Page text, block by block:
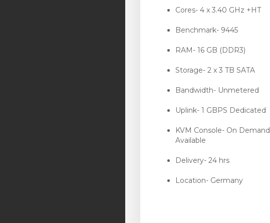
Cores- 4 x 3.40 GHz +HT
Benchmark- 9445
RAM- 16 GB (DDR3)
Storage- 2 x 3 TB SATA
Bandwidth- Unmetered
Uplink- 1 GBPS Dedicated
KVM Console- On Demand
Available
Delivery- 24 hrs
Location- Germany